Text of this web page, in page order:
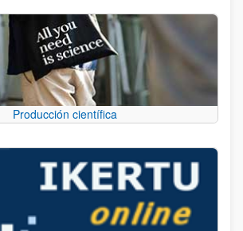
Producción científica